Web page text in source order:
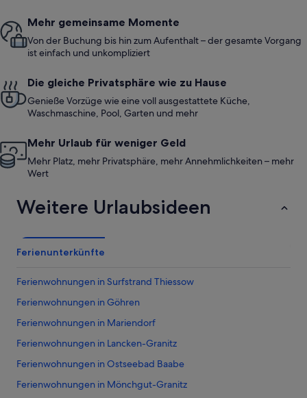
Mehr gemeinsame Momente
Von der Buchung bis hin zum Aufenthalt – der gesamte Vorgang
ist einfach und unkompliziert
Die gleiche Privatsphäre wie zu Hause
Genieße Vorzüge wie eine voll ausgestattete Küche,
Waschmaschine, Pool, Garten und mehr
Mehr Urlaub für weniger Geld
Mehr Platz, mehr Privatsphäre, mehr Annehmlichkeiten – mehr
Wert
Weitere Urlaubsideen
Ferienunterkünfte
Ferienwohnungen in Surfstrand Thiessow
Ferienwohnungen in Göhren
Ferienwohnungen in Mariendorf
Ferienwohnungen in Lancken-Granitz
Ferienwohnungen in Ostseebad Baabe
Ferienwohnungen in Mönchgut-Granitz